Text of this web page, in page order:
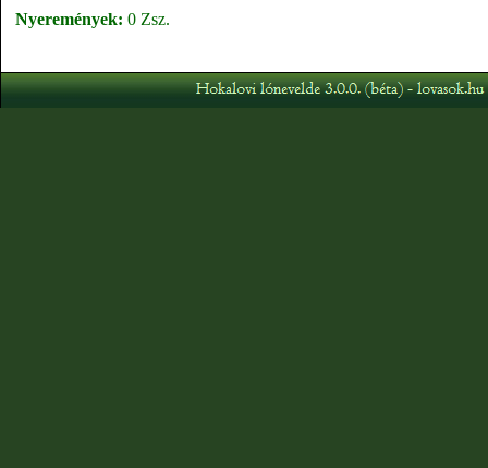
Nyeremények: 0 Zsz.